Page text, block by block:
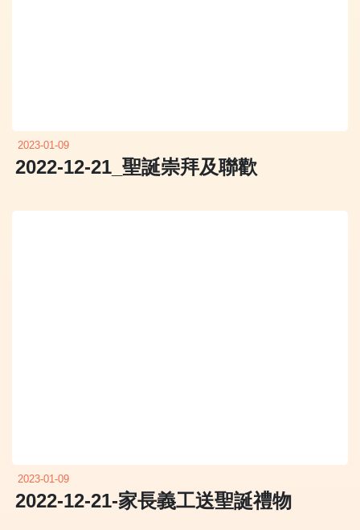
2023-01-09
2022-12-21_聖誕崇拜及聯歡
2023-01-09
2022-12-21-家長義工送聖誕禮物